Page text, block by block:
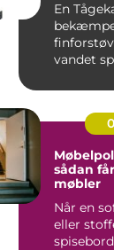
En
vandet
sådan
møbler
Når en
eller